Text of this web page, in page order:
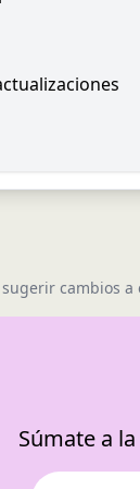
cambios a
Súmate a